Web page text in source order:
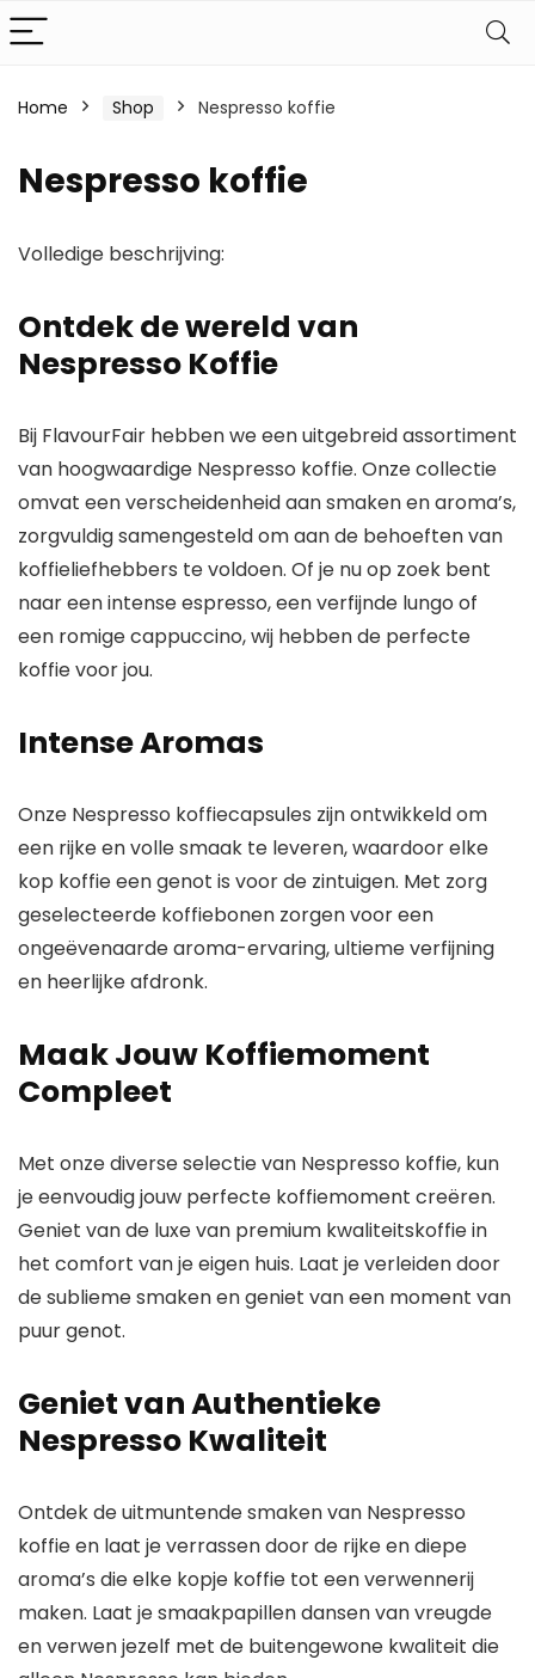
Home Shop Nespresso koffie
Nespresso koffie
Volledige beschrijving:
Ontdek de wereld van
Nespresso Koffie
Bij FlavourFair hebben we een uitgebreid assortiment
van hoogwaardige Nespresso koffie. Onze collectie
omvat een verscheidenheid aan smaken en aroma’s,
zorgvuldig samengesteld om aan de behoeften van
koffieliefhebbers te voldoen. Of je nu op zoek bent
naar een intense espresso, een verfijnde lungo of
een romige cappuccino, wij hebben de perfecte
koffie voor jou.
Intense Aromas
Onze Nespresso koffiecapsules zijn ontwikkeld om
een rijke en volle smaak te leveren, waardoor elke
kop koffie een genot is voor de zintuigen. Met zorg
geselecteerde koffiebonen zorgen voor een
ongeëvenaarde aroma-ervaring, ultieme verfijning
en heerlijke afdronk.
Maak Jouw Koffiemoment
Compleet
Met onze diverse selectie van Nespresso koffie, kun
je eenvoudig jouw perfecte koffiemoment creëren.
Geniet van de luxe van premium kwaliteitskoffie in
het comfort van je eigen huis. Laat je verleiden door
de sublieme smaken en geniet van een moment van
puur genot.
Geniet van Authentieke
Nespresso Kwaliteit
Ontdek de uitmuntende smaken van Nespresso
koffie en laat je verrassen door de rijke en diepe
aroma’s die elke kopje koffie tot een verwennerij
maken. Laat je smaakpapillen dansen van vreugde
en verwen jezelf met de buitengewone kwaliteit die